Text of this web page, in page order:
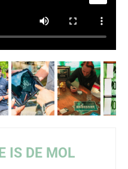
IS DE MOL